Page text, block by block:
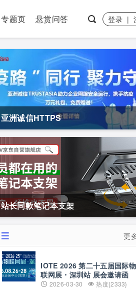
专题页 悬赏问答 登录 |
亚洲诚信HTTPS
站长同款笔记本支架
更
IOTE 2026 第二十五届国际物
联网展・深圳站 展会邀请函
2026-03-30 热度{2333}